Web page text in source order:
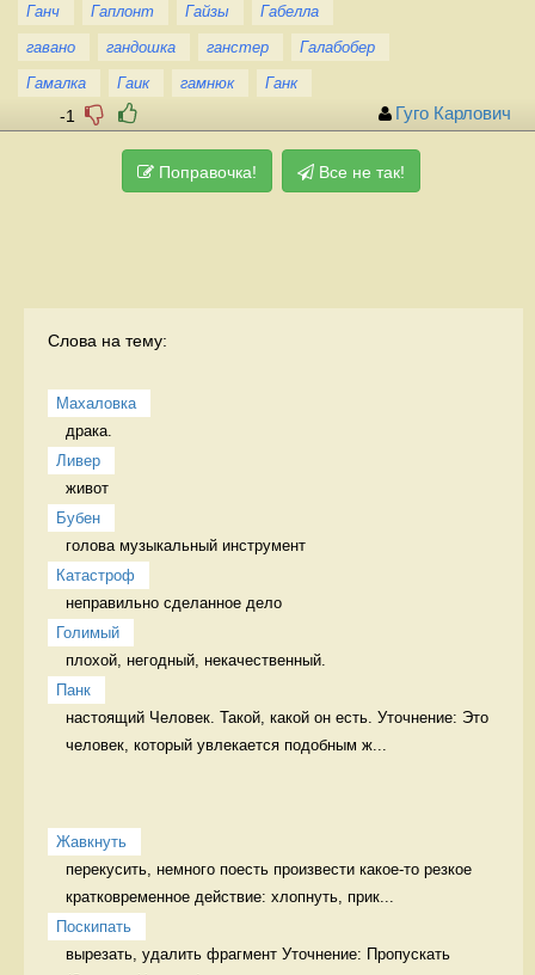
Ганч
Гаплонт Гайзы
Габелла
гавано
гандошка ганстер
Галабобер
Гамалка
Гаик гамнюк Ганк
-1 Гуго Карлович
Поправочка! Все не так!
Слова на тему:
Махаловка
драка.
Ливер
живот
Бубен
голова музыкальный инструмент
Катастроф
неправильно сделанное дело
Голимый
плохой, негодный, некачественный.
Панк
настоящий Человек. Такой, какой он есть. Уточнение: Это
человек, который увлекается подобным ж...
Жавкнуть
перекусить, немного поесть произвести какое-то резкое
кратковременное действие: хлопнуть, прик...
Поскипать
вырезать, удалить фрагмент Уточнение: Пропускать